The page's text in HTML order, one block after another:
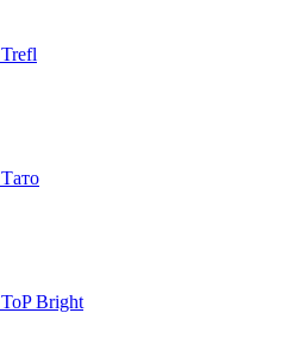
Trefl
Тато
ToP Bright